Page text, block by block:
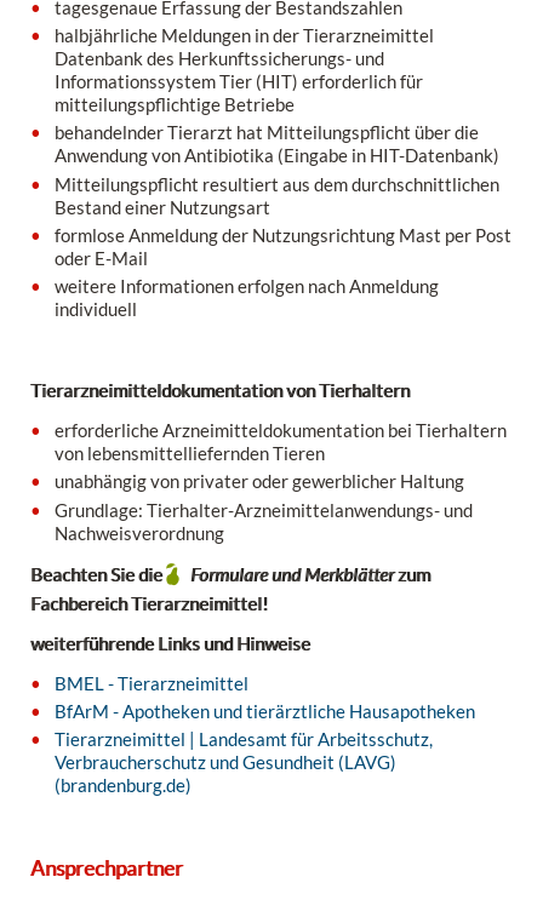
tagesgenaue Erfassung der Bestandszahlen
halbjährliche Meldungen in der Tierarzneimittel
Datenbank des Herkunftssicherungs- und
Informationssystem Tier (HIT) erforderlich für
mitteilungspflichtige Betriebe
behandelnder Tierarzt hat Mitteilungspflicht über die
Anwendung von Antibiotika (Eingabe in HIT-Datenbank)
Mitteilungspflicht resultiert aus dem durchschnittlichen
Bestand einer Nutzungsart
formlose Anmeldung der Nutzungsrichtung Mast per Post
oder E-Mail
weitere Informationen erfolgen nach Anmeldung
individuell
Tierarzneimitteldokumentation von Tierhaltern
erforderliche Arzneimitteldokumentation bei Tierhaltern
von lebensmittelliefernden Tieren
unabhängig von privater oder gewerblicher Haltung
Grundlage: Tierhalter-Arzneimittelanwendungs- und
Nachweisverordnung
Beachten Sie die
Formulare und Merkblätterzum
Fachbereich Tierarzneimittel!
weiterführende Links und Hinweise
BMEL - Tierarzneimittel
BfArM - Apotheken und tierärztliche Hausapotheken
Tierarzneimittel | Landesamt für Arbeitsschutz,
Verbraucherschutz und Gesundheit (LAVG)
(brandenburg.de)
Ansprechpartner